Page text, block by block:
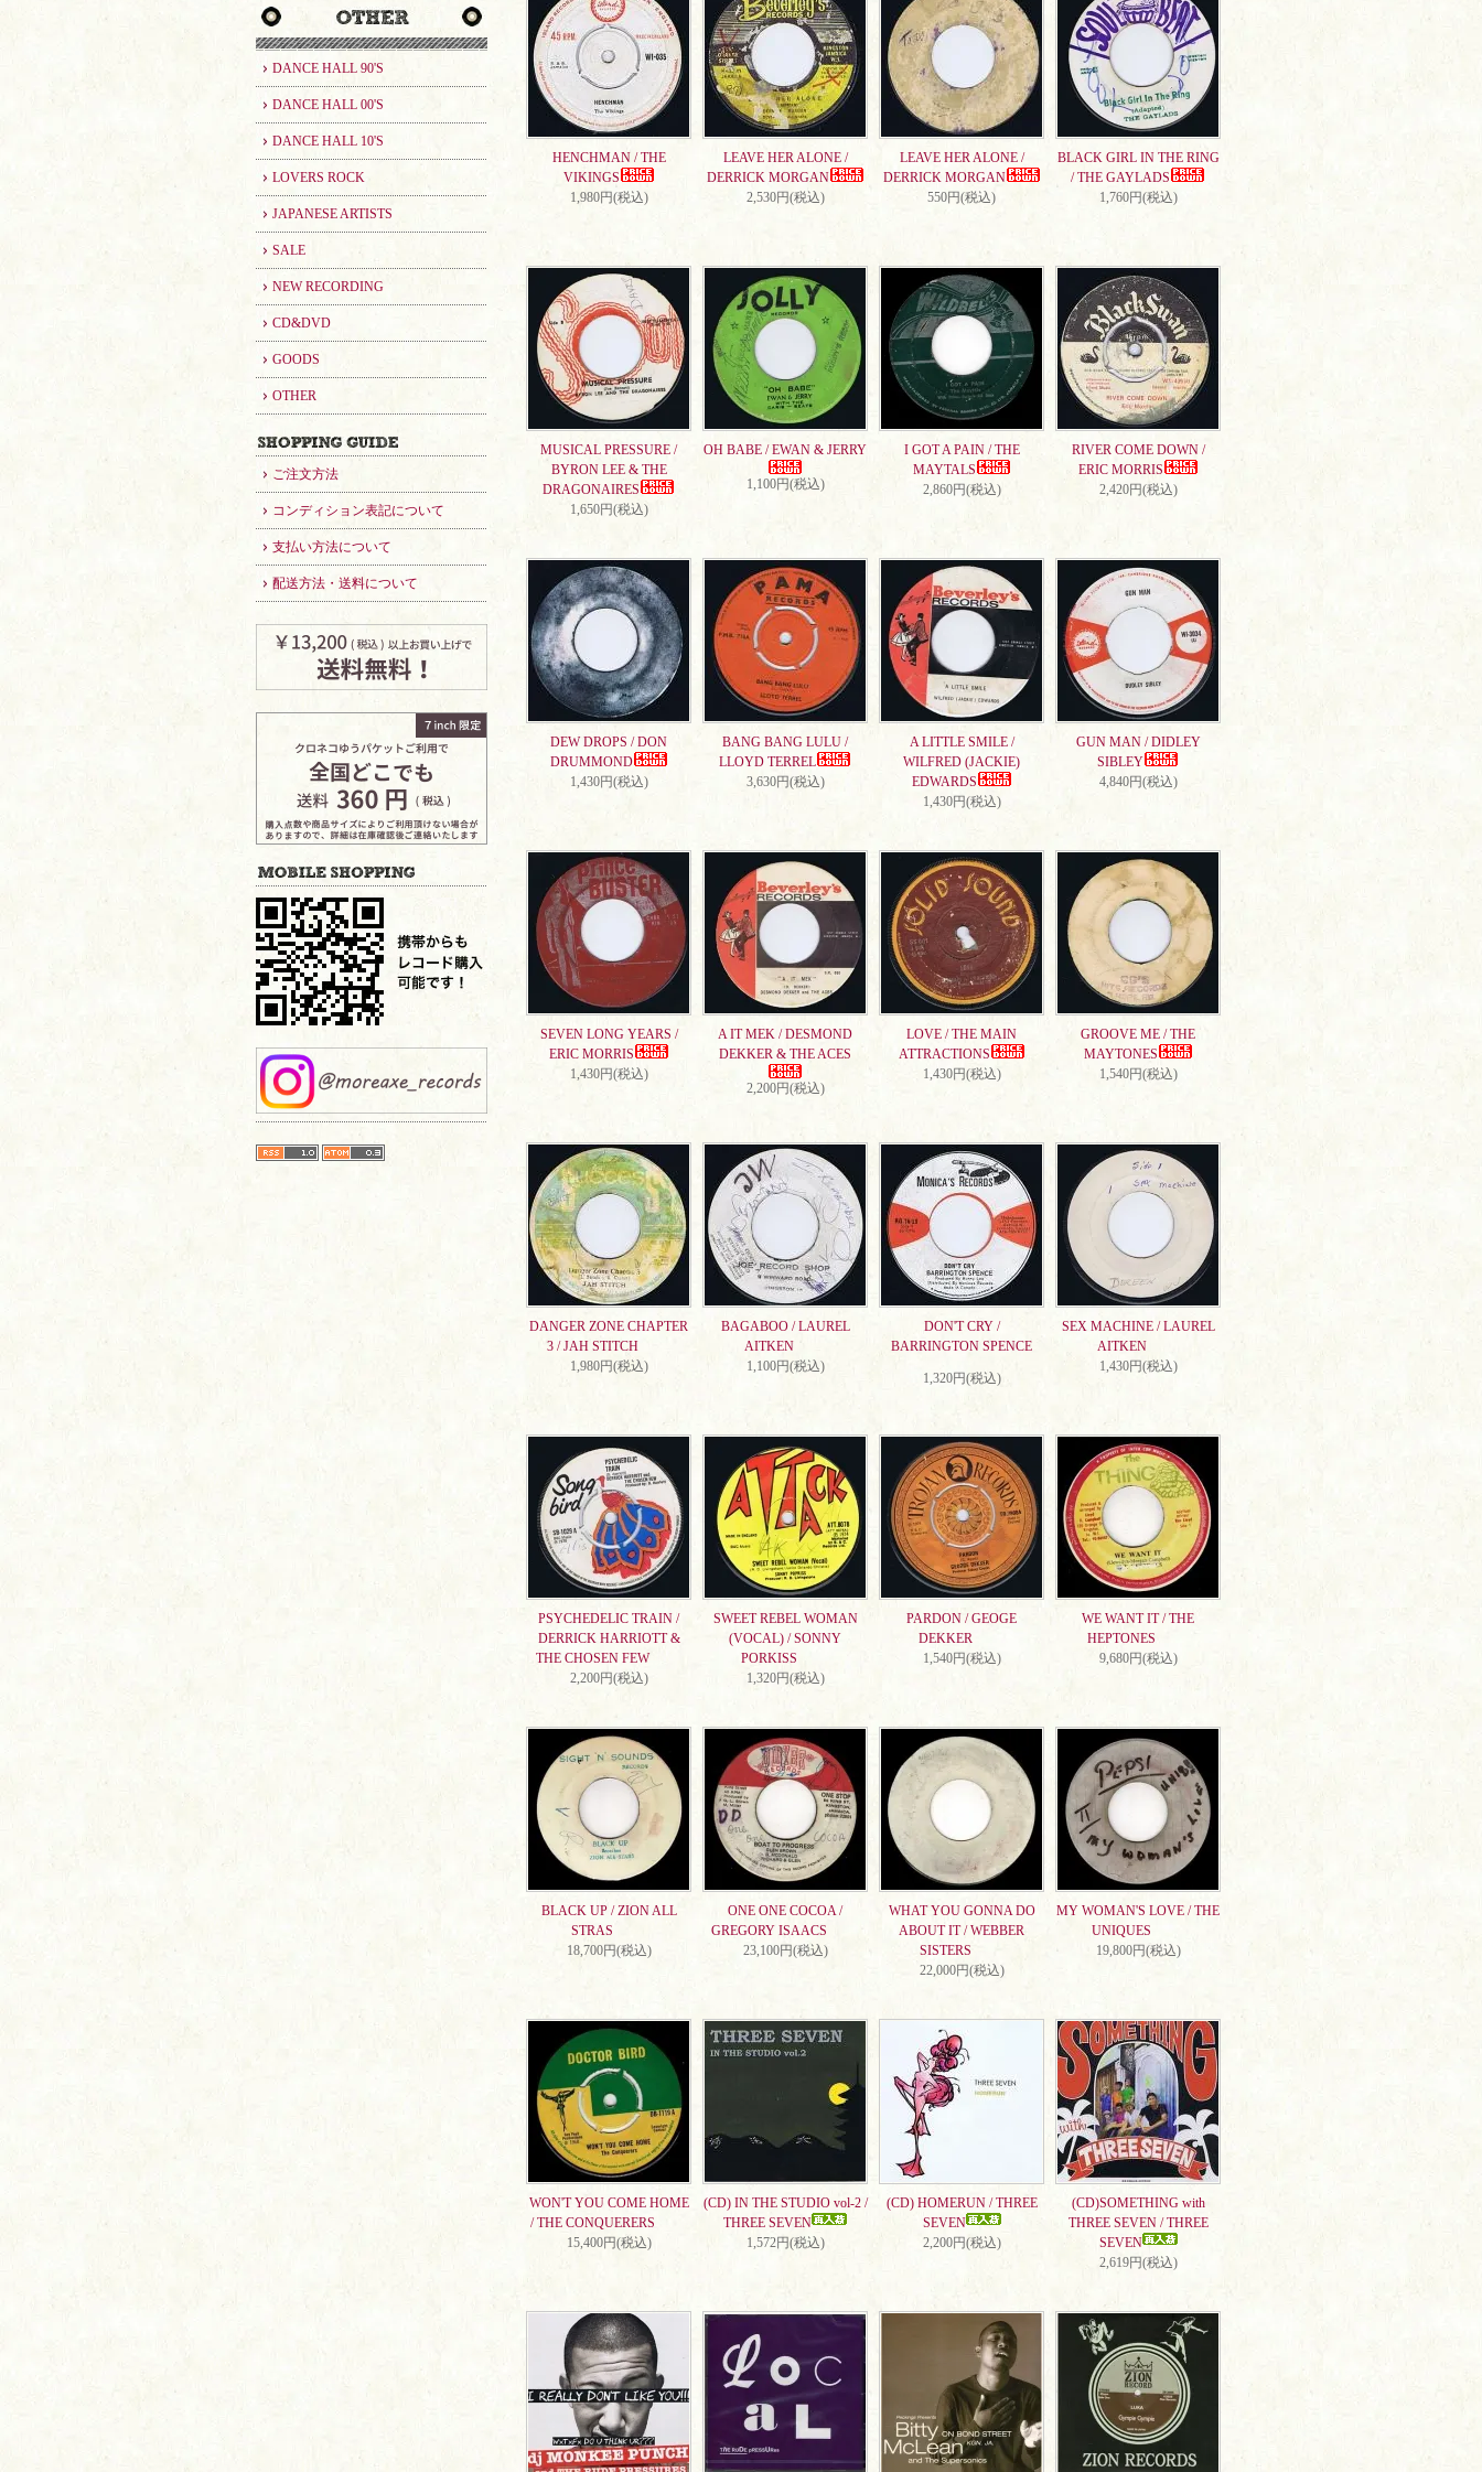
DANCE HALL 90'S
DANCE HALL 00'S
DANCE HALL 10'S
LOVERS ROCK
JAPANESE ARTISTS
SALE
NEW RECORDING
CD&DVD
GOODS
OTHER
ご注文方法
コンディション表記について
支払い方法について
配送方法・送料について
HENCHMAN / THE
VIKINGS
1,980円(税込)
LEAVE HER ALONE /
DERRICK MORGAN
2,530円(税込)
LEAVE HER ALONE /
DERRICK MORGAN
550円(税込)
BLACK GIRL IN THE RING
/ THE GAYLADS
1,760円(税込)
MUSICAL PRESSURE /
BYRON LEE & THE
DRAGONAIRES
1,650円(税込)
OH BABE / EWAN & JERRY
1,100円(税込)
I GOT A PAIN / THE
MAYTALS
2,860円(税込)
RIVER COME DOWN /
ERIC MORRIS
2,420円(税込)
DEW DROPS / DON
DRUMMOND
1,430円(税込)
BANG BANG LULU /
LLOYD TERREL
3,630円(税込)
A LITTLE SMILE /
WILFRED (JACKIE)
EDWARDS
1,430円(税込)
GUN MAN / DIDLEY
SIBLEY
4,840円(税込)
SEVEN LONG YEARS /
ERIC MORRIS
1,430円(税込)
A IT MEK / DESMOND
DEKKER & THE ACES
2,200円(税込)
LOVE / THE MAIN
ATTRACTIONS
1,430円(税込)
GROOVE ME / THE
MAYTONES
1,540円(税込)
DANGER ZONE CHAPTER
3 / JAH STITCH
1,980円(税込)
BAGABOO / LAUREL
AITKEN
1,100円(税込)
DON'T CRY /
BARRINGTON SPENCE
1,320円(税込)
SEX MACHINE / LAUREL
AITKEN
1,430円(税込)
PSYCHEDELIC TRAIN /
DERRICK HARRIOTT &
THE CHOSEN FEW
2,200円(税込)
SWEET REBEL WOMAN
(VOCAL) / SONNY
PORKISS
1,320円(税込)
PARDON / GEOGE
DEKKER
1,540円(税込)
WE WANT IT / THE
HEPTONES
9,680円(税込)
BLACK UP / ZION ALL
STRAS
18,700円(税込)
ONE ONE COCOA /
GREGORY ISAACS
23,100円(税込)
WHAT YOU GONNA DO
ABOUT IT / WEBBER
SISTERS
22,000円(税込)
MY WOMAN'S LOVE / THE
UNIQUES
19,800円(税込)
WON'T YOU COME HOME
/ THE CONQUERERS
15,400円(税込)
(CD) IN THE STUDIO vol-2 /
THREE SEVEN
1,572円(税込)
(CD) HOMERUN / THREE
SEVEN
2,200円(税込)
(CD)SOMETHING with
THREE SEVEN / THREE
SEVEN
2,619円(税込)